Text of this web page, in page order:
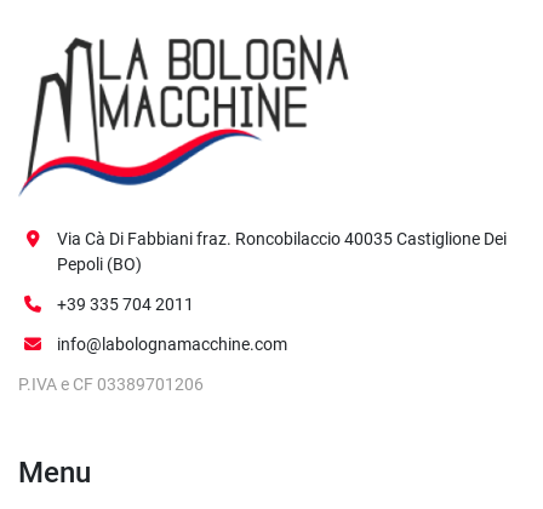
Via Cà Di Fabbiani fraz. Roncobilaccio 40035 Castiglione Dei
Pepoli (BO)
+39 335 704 2011
info@labolognamacchine.com
P.IVA e CF 03389701206
Menu